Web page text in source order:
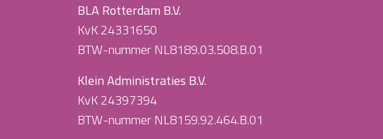
BLA Rotterdam B.V.
KvK 24331650
BTW-nummer NL8189.03.508.B.01
Klein Administraties B.V.
KvK 24397394
BTW-nummer NL8159.92.464.B.01